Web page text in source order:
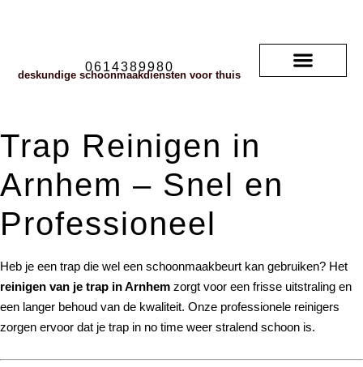
0614389980
deskundige schoonmaakdiensten voor thuis
Trap Reinigen in
Arnhem – Snel en
Professioneel
Heb je een trap die wel een schoonmaakbeurt kan gebruiken? Het
reinigen van je trap in Arnhem zorgt voor een frisse uitstraling en
een langer behoud van de kwaliteit. Onze professionele reinigers
zorgen ervoor dat je trap in no time weer stralend schoon is.